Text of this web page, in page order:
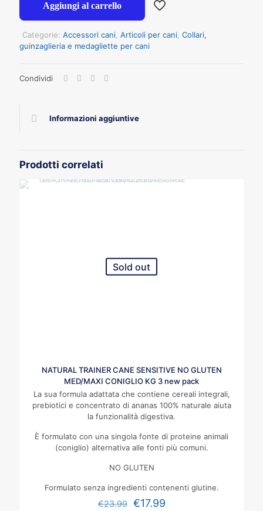
Aggiungi al carrello
Categorie: Accessori cani Articoli per cani Collari,
guinzaglieria e medagliette per cani
Condividi
Informazioni aggiuntive
Prodotti correlati
Sold out
NATURAL TRAINER CANE SENSITIVE NO GLUTEN
MED/MAXI CONIGLIO KG 3 new pack
La sua formula adattata che contiene cereali integrali,
prebiotici e concentrato di ananas 100% naturale aiuta
la funzionalità digestiva.
È formulato con una singola fonte di proteine animali
(coniglio) alternativa alle fonti più comuni.
NO GLUTEN
Formulato senza ingredienti contenenti glutine.
€23.99 €17.99